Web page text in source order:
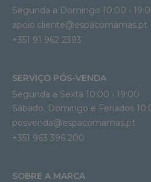
Segunda a Domingo 10:00 ›
apoio.cliente@espacomamas.pt
+351 91 962 2393
SERVIÇO PÓS-VENDA
Segunda a Sexta 10:00 › 19:00
Sábado, Domingo e Feriados
posvenda@espacomamas.pt
+351 963 396 200
SOBRE A MARCA